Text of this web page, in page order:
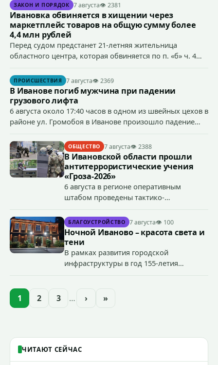
ЗАКОН И ПОРЯДОК 7 августа👁 2381
Ивановка обвиняется в хищении через
маркетплейс товаров на общую сумму более
4,4 млн рублей
Перед судом предстанет 21-летняя жительница
областного центра, которая обвиняется по п. «б» ч. 4
сумму более 4,4 млн рублей через маркетплейс.
ПРОИСШЕСТВИЯ 7 августа👁 2369
В Иванове погиб мужчина при падении
грузового лифта
6 августа около 17:40 часов в одном из швейных цехов в
районе ул. Громобоя в Иванове произошло падение
ОБЩЕСТВО 7 августа👁 2388
В Ивановской области прошли
антитеррористические учения
«Гроза-2026»
6 августа в регионе оперативным
штабом проведены тактико-
террористического акта на объекте
органов государственной власти.
«Гроза-2026».
БЛАГОУСТРОЙСТВО 7 августа👁 100
Ночной Иваново – красота света и
тени
В рамках развития городской
инфраструктуры в год 155-летия
проекта подсветки исторических
1 2 3 … › »
ЧИТАЮТ СЕЙЧАС